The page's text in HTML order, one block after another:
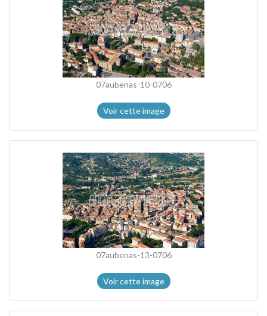
07aubenas-10-0706
Voir cette image
07aubenas-13-0706
Voir cette image